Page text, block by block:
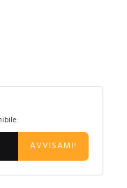
AVVISAMI!